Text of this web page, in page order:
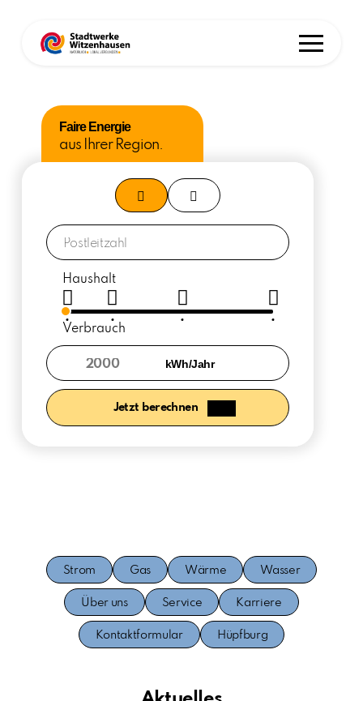
Faire Energie
aus Ihrer Region.
Haushalt
Verbrauch
kWh/Jahr
Strom Gas Wärme Wasser
Über uns Service Karriere
Kontaktformular Hüpfburg